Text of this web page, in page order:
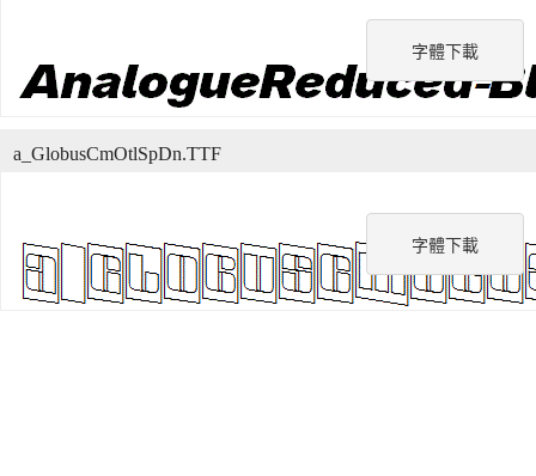
字體下載
字體下載
a_GlobusCmOtlSpDn.TTF